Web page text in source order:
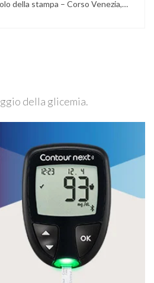
della stampa – Corso Venezia,
della glicemia.